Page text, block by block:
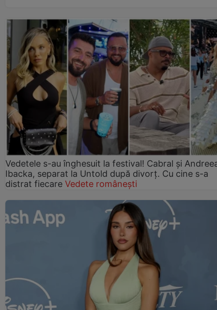
Vedetele s-au înghesuit la festival! Cabral și
Ibacka, separat la Untold după divorț. Cu cine s-a
distrat fiecare Vedete românești